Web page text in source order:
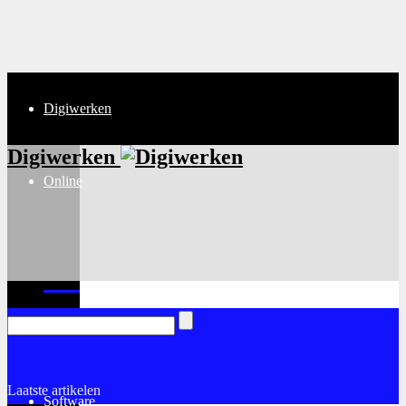
Digiwerken
Online
Software
Digiwerken
Laatste artikelen